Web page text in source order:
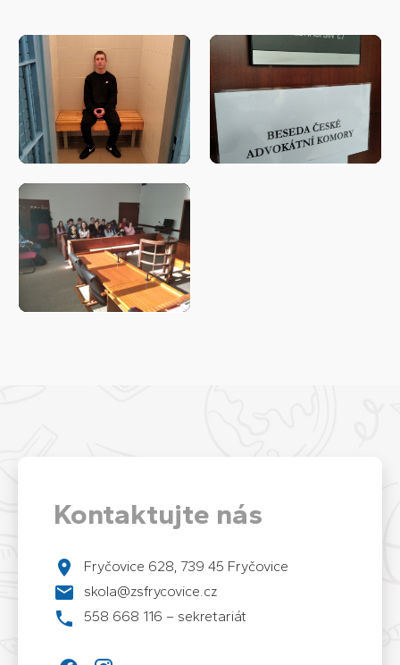
Kontaktujte nás
Fryčovice 628, 739 45 Fryčovice
skola@zsfrycovice.cz
558 668 116 – sekretariát